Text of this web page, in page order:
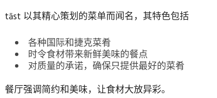
tāst 以其精心策划的菜单而闻名，其特色包括
各种国际和捷克菜肴
时令食材带来新鲜美味的餐点
对质量的承诺，确保只提供最好的菜肴
餐厅强调简约和美味，让食材大放异彩。